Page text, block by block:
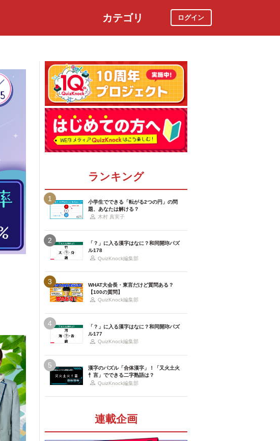
カテゴリ ログイン
ランキング
1
小学生でできる「転がる2つの円」の問
題、あなたは解ける？
木村 真実子
2
「？」に入る漢字はなに？和同開珎パズ
ル178
QuizKnock編集部
3
WHAT大会長・東言だけど質問ある？
【100の質問】
QuizKnock編集部
4
「？」に入る漢字はなに？和同開珎パズ
ル177
QuizKnock編集部
5
漢字のパズル「合体漢字」！「又火土火
忄言」でできる二字熟語は？
QuizKnock編集部
連載企画